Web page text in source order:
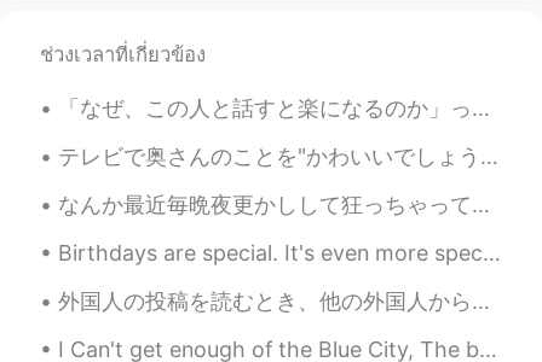
ช่วงเวลาที่เกี่ยวข้อง
「なぜ、この人と話すと楽になるのか」って本を読んでたんだけど、異常に面白い内容だった。「いじられるとラッキー」とか、「欠点をキャラクターにする」とか、そういう内容が特に洞察的だったような気がする...
テレビで奥さんのことを"かわいいでしょう？"と言ってた60歳の男性がいて、それで照れる奥さんの姿に感動した。ルームメイトはそれを見て"奥さん大変そう"と言ってたけど、何が大変なのかよく分からない...
なんか最近毎晩夜更かしして狂っちゃってきた気がする。面白いこと見たら一人で暗い部屋で気持ち悪く笑ったり、そんなに面白くないことでも爆笑して友達に送ったり、引き篭もりになりつつあると思う。いつか誰...
Birthdays are special. It's even more special when you use pizza instead of cake to celebrate it!...
外国人の投稿を読むとき、他の外国人からのコメントが全くなくて（日本人だけしかコメントしない、それは普通)、でも日本人の投稿を読んでみると、特に女性の、日本人の男性からのコメントは結構見かけられる...
I Can't get enough of the Blue City, The beauty of this city...💙💙 "I'll move there in the future"...